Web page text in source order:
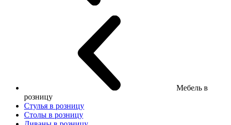
Мебель в
розницу
Стулья в розницу
Столы в розницу